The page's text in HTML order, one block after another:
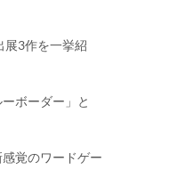
展3作を一挙紹
ボーダー」と
感覚のワードゲー